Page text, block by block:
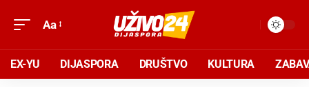
Aa
EX-YU DIJASPORA DRUŠTVO KULTURA